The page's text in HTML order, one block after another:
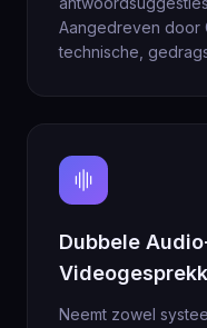
Aangedreven
technische,
Dubbele
Neemt zowel